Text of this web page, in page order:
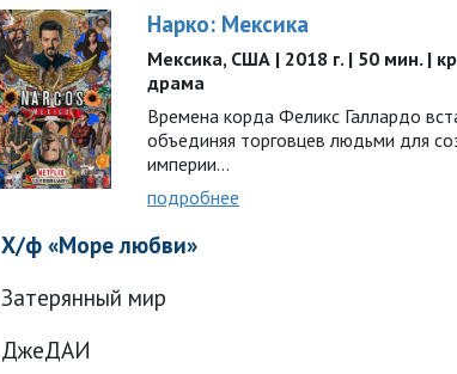
Нарко: Мексика
Мексика, США | 2018 г. | 50 мин. |
драма
Времена корда Феликс Галлардо
объединяя торговцев людьми для
империи…
подробнее
Х/ф «Море любви»
Затерянный мир
ДжеДАИ